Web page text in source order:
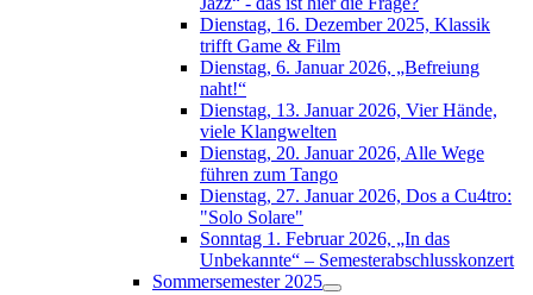
Dienstag, 16. Dezember 2025, Klassik
trifft Game & Film
Dienstag, 6. Januar 2026, „Befreiung
naht!“
Dienstag, 13. Januar 2026, Vier Hände,
viele Klangwelten
Dienstag, 20. Januar 2026, Alle Wege
führen zum Tango
Dienstag, 27. Januar 2026, Dos a Cu4tro:
"Solo Solare"
Sonntag 1. Februar 2026, „In das
Unbekannte“ – Semesterabschlusskonzert
Sommersemester 2025